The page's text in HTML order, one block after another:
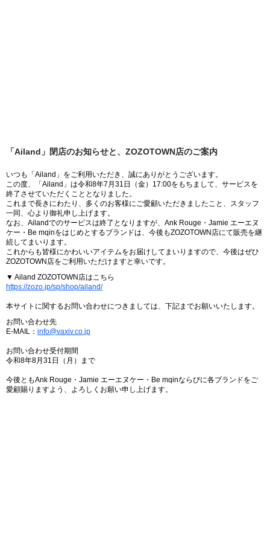
「Ailand」閉店のお知らせと、ZOZOTOWN店のご案内
いつも「Ailand」をご利用いただき、誠にありがとうございます。
この度、「Ailand」は令和8年7月31日（金）17:00をもちまして、サービスを
終了させていただくこととなりました。
これまで長きにわたり、多くのお客様にご愛顧いただきましたこと、スタッフ
一同、心より御礼申し上げます。
なお、Ailandでのサービスは終了となりますが、Ank Rouge・Jamie エーエヌ
ケー・Be mqinをはじめとするブランドは、今後もZOZOTOWN店にて販売を継
続してまいります。
これからも皆様にかわいいアイテムをお届けしてまいりますので、今後はぜひ
ZOZOTOWN店をご利用いただけますと幸いです。
▼ Ailand ZOZOTOWN店はこちら
https://zozo.jp/sp/shop/ailand/
本サイトに関するお問い合わせにつきましては、下記までお願いいたします。
お問い合わせ先
E-MAIL： info@vaxiv.co.jp
お問い合わせ受付期間
令和8年8月31日（月）まで
今後ともAnk Rouge・Jamie エーエヌケー・Be mqinならびに各ブランドをご
愛顧賜りますよう、よろしくお願い申し上げます。